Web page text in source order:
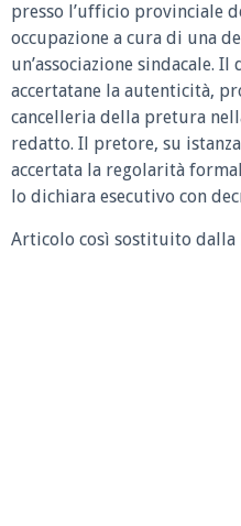
presso l’ufficio provinciale
occupazione a cura di una
un’associazione sindacale.
accertatane la autenticità,
cancelleria della pretura
redatto. Il pretore, su
accertata la regolarità
lo dichiara esecutivo con
Articolo così sostituito dalla